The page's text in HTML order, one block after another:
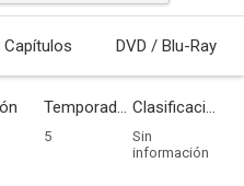
Capítulos DVD / Blu-Ray
Temporadas
5
Clasificación por edades
Sin
información